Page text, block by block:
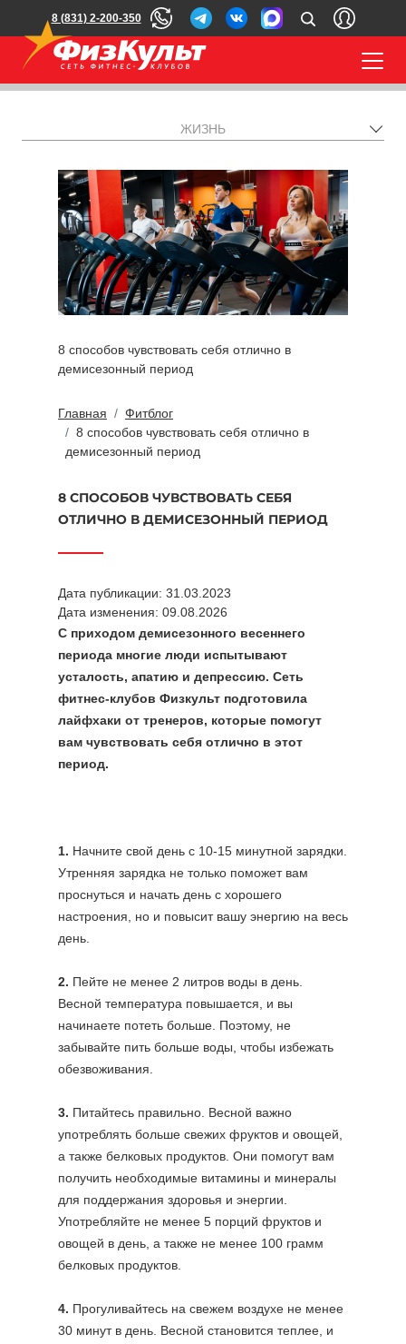
8 (831) 2-200-350
ЖИЗНЬ
8 способов чувствовать себя отлично в
демисезонный период
Главная
Фитблог
8 способов чувствовать себя отлично в
демисезонный период
8 СПОСОБОВ ЧУВСТВОВАТЬ СЕБЯ
ОТЛИЧНО В ДЕМИСЕЗОННЫЙ ПЕРИОД
Дата публикации: 31.03.2023
Дата изменения: 09.08.2026
С приходом демисезонного весеннего
периода многие люди испытывают
усталость, апатию и депрессию. Сеть
фитнес-клубов Физкульт подготовила
лайфхаки от тренеров, которые помогут
вам чувствовать себя отлично в этот
период.
1. Начните свой день с 10-15 минутной зарядки.
Утренняя зарядка не только поможет вам
проснуться и начать день с хорошего
настроения, но и повысит вашу энергию на весь
день.
2. Пейте не менее 2 литров воды в день.
Весной температура повышается, и вы
начинаете потеть больше. Поэтому, не
забывайте пить больше воды, чтобы избежать
обезвоживания.
3. Питайтесь правильно. Весной важно
употреблять больше свежих фруктов и овощей,
а также белковых продуктов. Они помогут вам
получить необходимые витамины и минералы
для поддержания здоровья и энергии.
Употребляйте не менее 5 порций фруктов и
овощей в день, а также не менее 100 грамм
белковых продуктов.
4. Прогуливайтесь на свежем воздухе не менее
30 минут в день. Весной становится теплее, и